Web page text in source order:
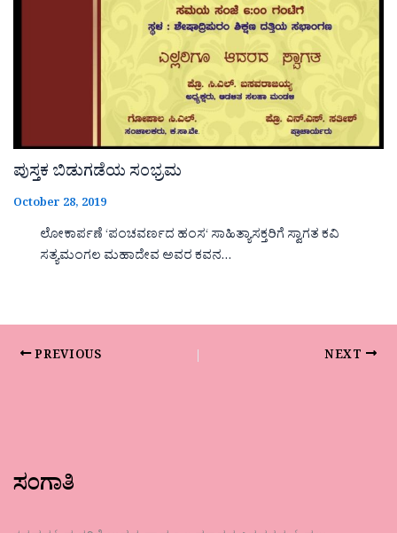
ಪುಸ್ತಕ ಬಿಡುಗಡೆಯ ಸಂಭ್ರಮ
October 28, 2019
ಲೋಕಾರ್ಪಣೆ ‘ಪಂಚವರ್ಣದ ಹಂಸ‘ ಸಾಹಿತ್ಯಾಸಕ್ತರಿಗೆ ಸ್ವಾಗತ ಕವಿ
ಸತ್ಯಮಂಗಲ ಮಹಾದೇವ ಅವರ ಕವನ…
PREVIOUS NEXT
ಸಂಗಾತಿ